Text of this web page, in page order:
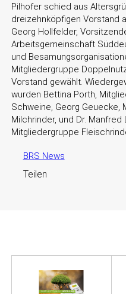
Pilhofer schied aus
dreizehnköpfigen Vorstand
Georg Hollfelder,
Arbeitsgemeinschaft
und
Mitgliedergruppe
Vorstand gewählt.
wurden Bettina Porth,
Schweine, Georg Geuecke,
Milchrinder, und Dr.
Mitgliedergruppe
BRS News
Teilen